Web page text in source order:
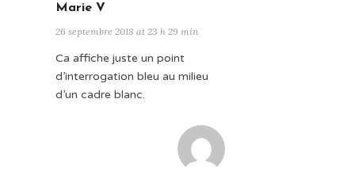
Marie V
26 septembre 2018 at 23 h 29 min
Ca affiche juste un point
d’interrogation bleu au milieu
d’un cadre blanc.